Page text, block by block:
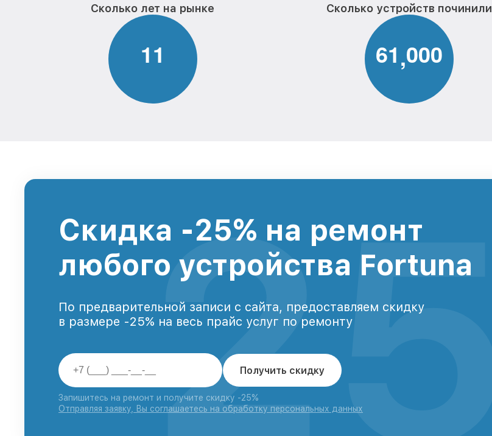
Сколько лет на рынке
11
Сколько устройств починили
61,000
Скидка -25% на ремонт
любого устройства Fortuna
По предварительной записи с сайта, предоставляем скидку
в размере -25% на весь прайс услуг по ремонту
Получить скидку
Запишитесь на ремонт и получите скидку -25%
Отправляя заявку, Вы соглашаетесь на обработку персональных данных
25